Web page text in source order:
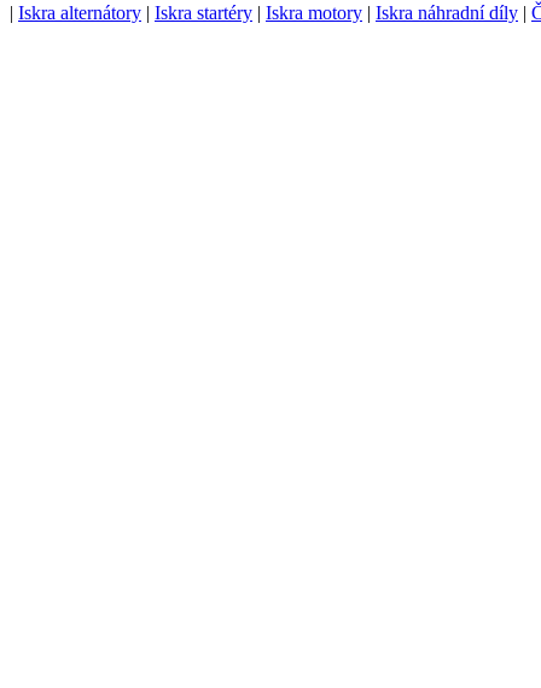
| Iskra alternátory | Iskra startéry | Iskra motory | Iskra náhradní díly |